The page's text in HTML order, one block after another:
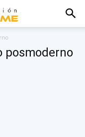
posmoderno